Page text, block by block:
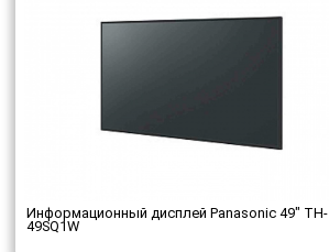
Информационный дисплей Panasonic 49" TH-
49SQ1W